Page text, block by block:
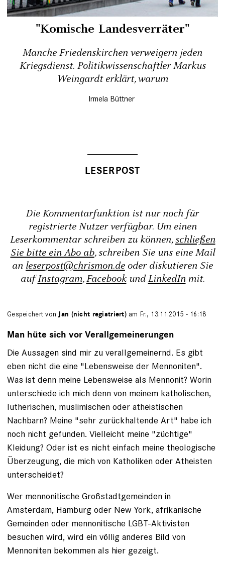
"Komische Landesverräter"
Manche Friedenskirchen verweigern jeden
Kriegsdienst. Politikwissenschaftler Markus
Weingardt erklärt, warum
Irmela Büttner
Die Kommentarfunktion ist nur noch für
registrierte Nutzer verfügbar. Um einen
Leserkommentar schreiben zu können,schließen
Sie bitte ein Abo ab, schreiben Sie uns eine Mail
an leserpost@chrismon.de oder diskutieren Sie
aufInstagram,FacebookundLinkedInmit.
Gespeichert von Jan (nicht registriert)am Fr., 13.11.2015 - 16:18
Man hüte sich vor Verallgemeinerungen
Die Aussagen sind mir zu verallgemeinernd. Es gibt
eben nicht die eine "Lebensweise der Mennoniten".
Was ist denn meine Lebensweise als Mennonit? Worin
unterschiede ich mich denn von meinem katholischen,
lutherischen, muslimischen oder atheistischen
Nachbarn? Meine "sehr zurückhaltende Art" habe ich
noch nicht gefunden. Vielleicht meine "züchtige"
Kleidung? Oder ist es nicht einfach meine theologische
Überzeugung, die mich von Katholiken oder Atheisten
unterscheidet?
Wer mennonitische Großstadtgemeinden in
Amsterdam, Hamburg oder New York, afrikanische
Gemeinden oder mennonitische LGBT-Aktivisten
besuchen wird, wird ein völlig anderes Bild von
Mennoniten bekommen als hier gezeigt.